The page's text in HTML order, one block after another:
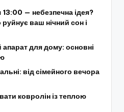
— небезпечна ідея?
ваш нічний сон і
для дому: основні
від сімейного вечора
ковролін із теплою